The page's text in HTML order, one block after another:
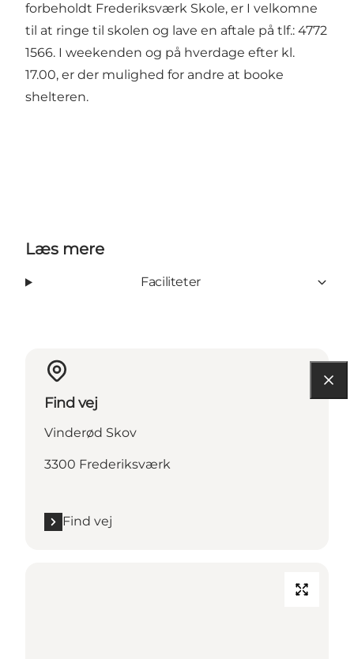
forbeholdt Frederiksværk Skole, er I velkomne
til at ringe til skolen og lave en aftale på tlf.: 4772
1566. I weekenden og på hverdage efter kl.
17.00, er der mulighed for andre at booke
shelteren.
Læs mere
Faciliteter
Find vej
Vinderød Skov
3300 Frederiksværk
Find vej